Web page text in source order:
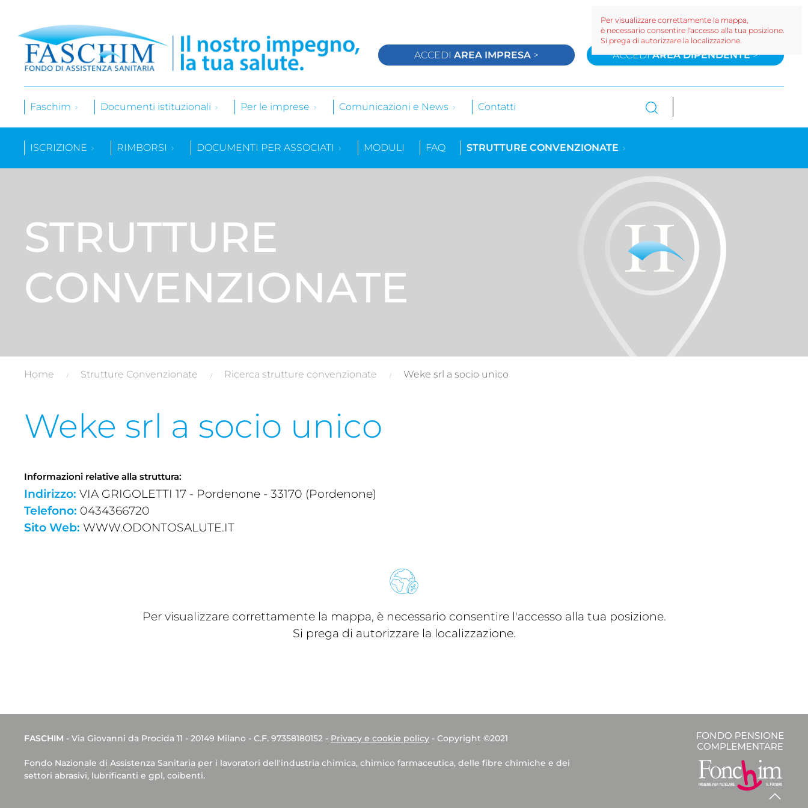
ACCEDIAREA IMPRESA > ACCEDIAREA DIPENDENTE>
Faschim Documenti istituzionali Per le imprese Comunicazioni e News Contatti
ISCRIZIONE RIMBORSI DOCUMENTI PER ASSOCIATI MODULI FAQ STRUTTURE CONVENZIONATE
STRUTTURE
CONVENZIONATE
Home Strutture Convenzionate Ricerca strutture convenzionate Weke srl a socio unico
Weke srl a socio unico
Informazioni relative alla struttura:
Indirizzo: VIA GRIGOLETTI 17 - Pordenone - 33170 (Pordenone)
Telefono: 0434366720
Sito Web: WWW.ODONTOSALUTE.IT
Per visualizzare correttamente la mappa, è necessario consentire l'accesso alla tua posizione.
Si prega di autorizzare la localizzazione.
FASCHIM - Via Giovanni da Procida 11 - 20149 Milano - C.F. 97358180152 - Privacy e cookie policy - Copyright ©2021
Fondo Nazionale di Assistenza Sanitaria per i lavoratori dell'industria chimica, chimico farmaceutica, delle fibre chimiche e dei
settori abrasivi, lubrificanti e gpl, coibenti.
Per visualizzare correttamente la mappa,
è necessario consentire l'accesso alla tua posizione.
Si prega di autorizzare la localizzazione.